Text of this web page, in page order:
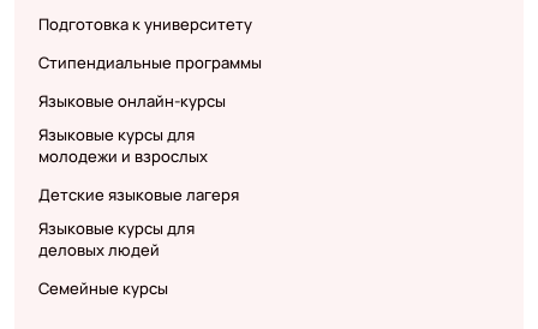
Подготовка к университету
Стипендиальные программы
Языковые онлайн-курсы
Языковые курсы для
молодежи и взрослых
Детские языковые лагеря
Языковые курсы для
деловых людей
Семейные курсы